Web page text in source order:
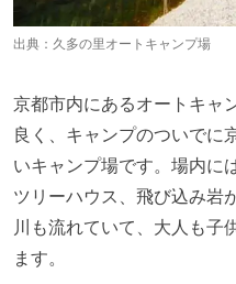
出典： 久多の里オートキャンプ場
京都市内にあるオートキャ
良く、キャンプのついでに
いキャンプ場です。場内に
ツリーハウス、飛び込み岩
川も流れていて、大人も子
ます。